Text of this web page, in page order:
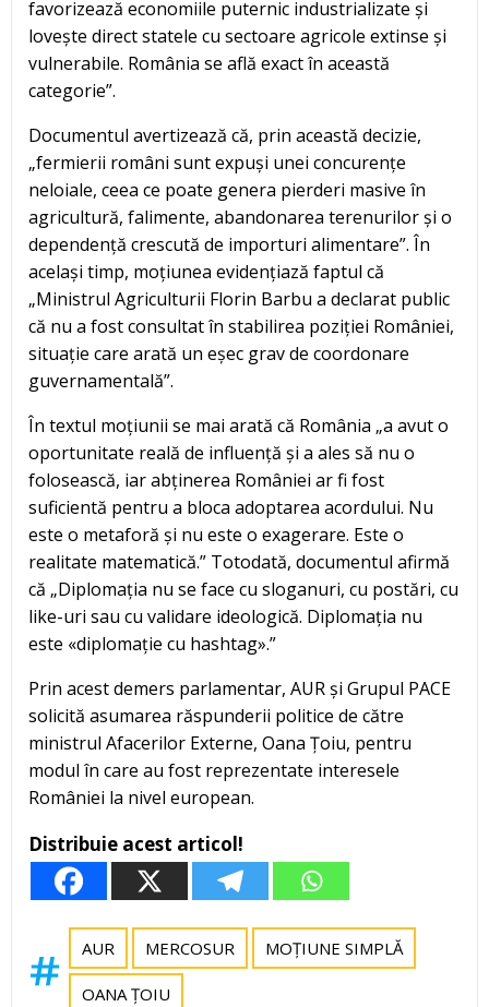
favorizează economiile puternic industrializate și
lovește direct statele cu sectoare agricole extinse și
vulnerabile. România se află exact în această
categorie”.
Documentul avertizează că, prin această decizie,
„fermierii români sunt expuși unei concurențe
neloiale, ceea ce poate genera pierderi masive în
agricultură, falimente, abandonarea terenurilor și o
dependență crescută de importuri alimentare”. În
același timp, moțiunea evidențiază faptul că
„Ministrul Agriculturii Florin Barbu a declarat public
că nu a fost consultat în stabilirea poziției României,
situație care arată un eșec grav de coordonare
guvernamentală”.
În textul moțiunii se mai arată că România „a avut o
oportunitate reală de influență și a ales să nu o
folosească, iar abținerea României ar fi fost
suficientă pentru a bloca adoptarea acordului. Nu
este o metaforă și nu este o exagerare. Este o
realitate matematică.” Totodată, documentul afirmă
că „Diplomația nu se face cu sloganuri, cu postări, cu
like-uri sau cu validare ideologică. Diplomația nu
este «diplomație cu hashtag».”
Prin acest demers parlamentar, AUR și Grupul PACE
solicită asumarea răspunderii politice de către
ministrul Afacerilor Externe, Oana Țoiu, pentru
modul în care au fost reprezentate interesele
României la nivel european.
Distribuie acest articol!
AUR MERCOSUR MOȚIUNE SIMPLĂ
OANA ȚOIU